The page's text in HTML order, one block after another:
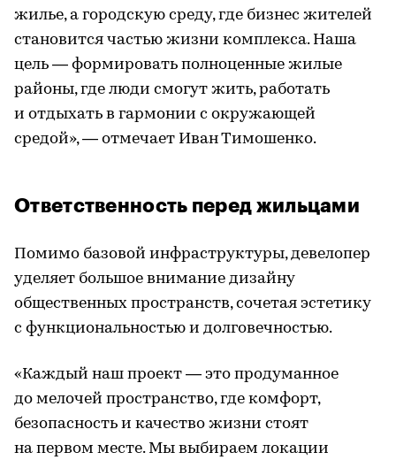
жилье, а городскую среду, где бизнес жителей
становится частью жизни комплекса. Наша
цель — формировать полноценные жилые
районы, где люди смогут жить, работать
и отдыхать в гармонии с окружающей
средой», — отмечает Иван Тимошенко.
Ответственность перед жильцами
Помимо базовой инфраструктуры, девелопер
уделяет большое внимание дизайну
общественных пространств, сочетая эстетику
с функциональностью и долговечностью.
«Каждый наш проект — это продуманное
до мелочей пространство, где комфорт,
безопасность и качество жизни стоят
на первом месте. Мы выбираем локации